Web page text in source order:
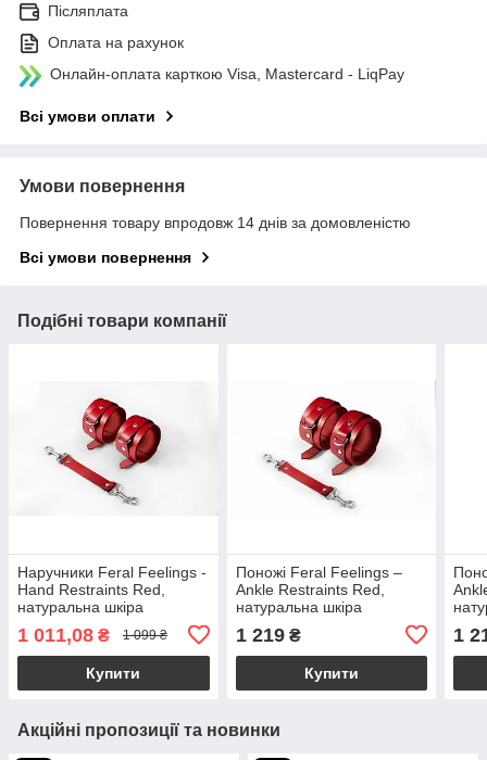
Післяплата
Оплата на рахунок
Онлайн-оплата карткою Visa, Mastercard - LiqPay
Всі умови оплати
Умови повернення
Повернення товару впродовж 14 днів за домовленістю
Всі умови повернення
Подібні товари компанії
Наручники Feral Feelings -
Hand Restraints Red,
натуральна шкіра
1 011,08 ₴ 1 099 ₴
Купити
Поножі Feral Feelings –
Ankle Restraints Red,
натуральна шкіра
1 219₴
Купити
1
Акційні пропозиції та новинки